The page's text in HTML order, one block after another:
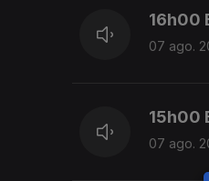
16h00
07 ago.
15h00
07 ago.